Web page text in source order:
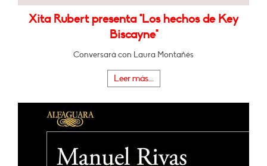
Xita Rubert presenta "Los hechos de Key
Biscayne"
Conversará con Laura Montañés
Leer más...